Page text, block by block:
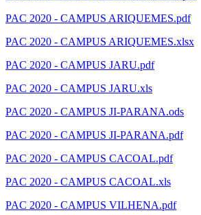
PAC 2020 - CAMPUS ARIQUEMES.pdf
PAC 2020 - CAMPUS ARIQUEMES.xlsx
PAC 2020 - CAMPUS JARU.pdf
PAC 2020 - CAMPUS JARU.xls
PAC 2020 - CAMPUS JI-PARANA.ods
PAC 2020 - CAMPUS JI-PARANA.pdf
PAC 2020 - CAMPUS CACOAL.pdf
PAC 2020 - CAMPUS CACOAL.xls
PAC 2020 - CAMPUS VILHENA.pdf